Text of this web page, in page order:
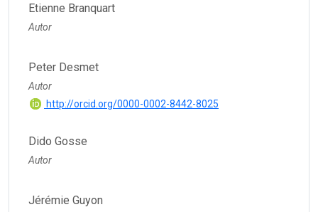
Etienne Branquart
Autor
Peter Desmet
Autor
http://orcid.org/0000-0002-8442-8025
Dido Gosse
Autor
Jérémie Guyon